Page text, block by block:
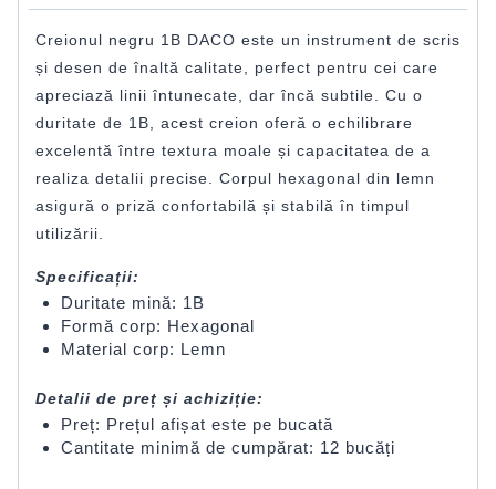
Creionul negru 1B DACO este un instrument de scris
și desen de înaltă calitate, perfect pentru cei care
apreciază linii întunecate, dar încă subtile. Cu o
duritate de 1B, acest creion oferă o echilibrare
excelentă între textura moale și capacitatea de a
realiza detalii precise. Corpul hexagonal din lemn
asigură o priză confortabilă și stabilă în timpul
utilizării.
Specificații:
Duritate mină: 1B
Formă corp: Hexagonal
Material corp: Lemn
Detalii de preț și achiziție:
Preț: Prețul afișat este pe bucată
Cantitate minimă de cumpărat: 12 bucăți